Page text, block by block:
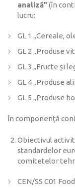
analiză”(în
lucru:
GL 1 „Cereale,
GL 2 „Produse
GL 3 „Fructe și
GL 4 „Produse
GL 5 „Produse
În componență
Obiectivul
standardelor
comitetelor
CEN/SS C01